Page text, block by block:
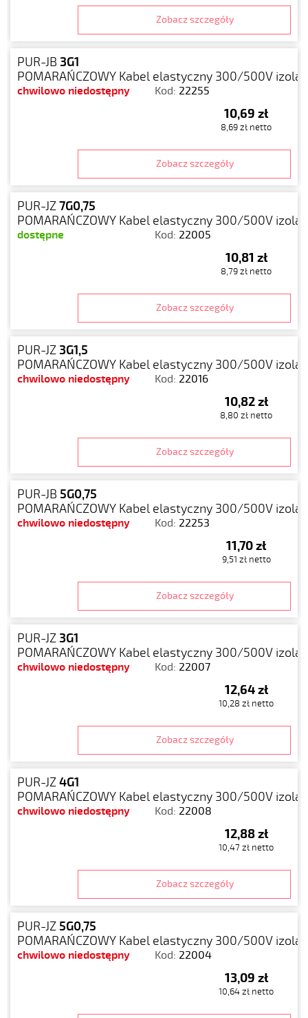
Zobacz szczegóły
PUR-JB 3G1
POMARAŃCZOWY Kabel elastyczny 300/500V
chwilowo niedostępny Kod: 22255
10,69 zł
8,69 zł netto
Zobacz szczegóły
PUR-JZ7G0,75
POMARAŃCZOWY Kabel elastyczny 300/500V
dostępne Kod: 22005
10,81 zł
8,79 zł netto
Zobacz szczegóły
PUR-JZ3G1,5
POMARAŃCZOWY Kabel elastyczny 300/500V
chwilowo niedostępny Kod: 22016
10,82 zł
8,80 zł netto
Zobacz szczegóły
PUR-JB 5G0,75
POMARAŃCZOWY Kabel elastyczny 300/500V
chwilowo niedostępny Kod: 22253
11,70 zł
9,51 zł netto
Zobacz szczegóły
PUR-JZ3G1
POMARAŃCZOWY Kabel elastyczny 300/500V
chwilowo niedostępny Kod: 22007
12,64 zł
10,28 zł netto
Zobacz szczegóły
PUR-JZ4G1
POMARAŃCZOWY Kabel elastyczny 300/500V
chwilowo niedostępny Kod: 22008
12,88 zł
10,47 zł netto
Zobacz szczegóły
PUR-JZ5G0,75
POMARAŃCZOWY Kabel elastyczny 300/500V
chwilowo niedostępny Kod: 22004
13,09 zł
10,64 zł netto